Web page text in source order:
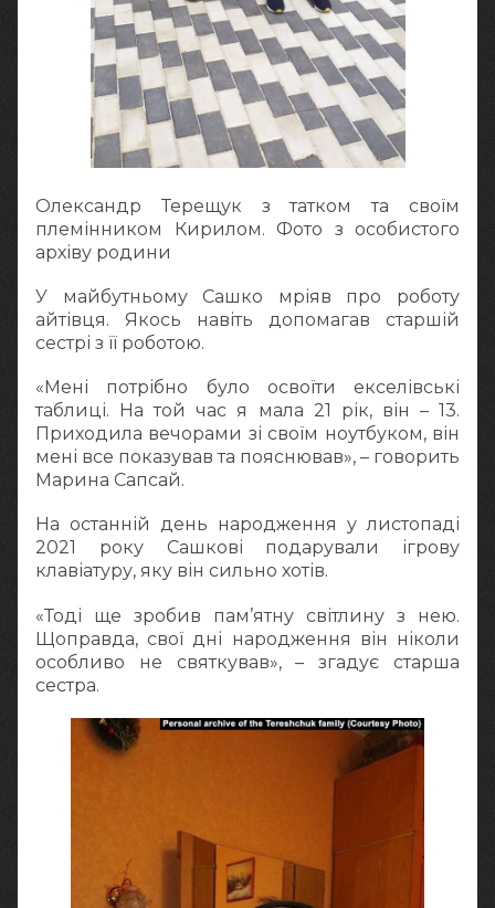
Олександр Терещук з татком та своїм
племінником Кирилом. Фото з особистого
архіву родини
У майбутньому Сашко мріяв про роботу
айтівця. Якось навіть допомагав старшій
сестрі з її роботою.
«Мені потрібно було освоїти екселівські
таблиці. На той час я мала 21 рік, він – 13.
Приходила вечорами зі своїм ноутбуком, він
мені все показував та пояснював», – говорить
Марина Сапсай.
На останній день народження у листопаді
2021 року Сашкові подарували ігрову
клавіатуру, яку він сильно хотів.
«Тоді ще зробив пам’ятну світлину з нею.
Щоправда, свої дні народження він ніколи
особливо не святкував», – згадує старша
сестра.